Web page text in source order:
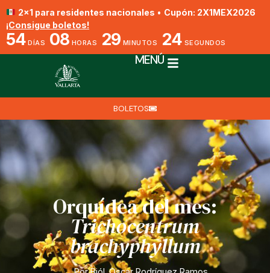
2x1 para residentes nacionales • Cupón: 2X1MEX2026
¡Consigue boletos!
54 DÍAS 08 HORAS 29 MINUTOS 23 SEGUNDOS
MENÚ
BOLETOS
Orquídea del mes:
Trichocentrum
brachyphyllum